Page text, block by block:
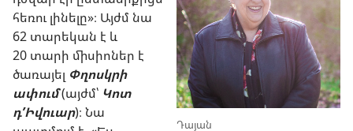
Դայան
հեռու լինելը»։ Այժմ նա
62 տարեկան է և
20 տարի միսիոներ է
ծառայել Փղոսկրի
ափում(այժմ՝ Կոտ
դ’Իվուար)։ Նա